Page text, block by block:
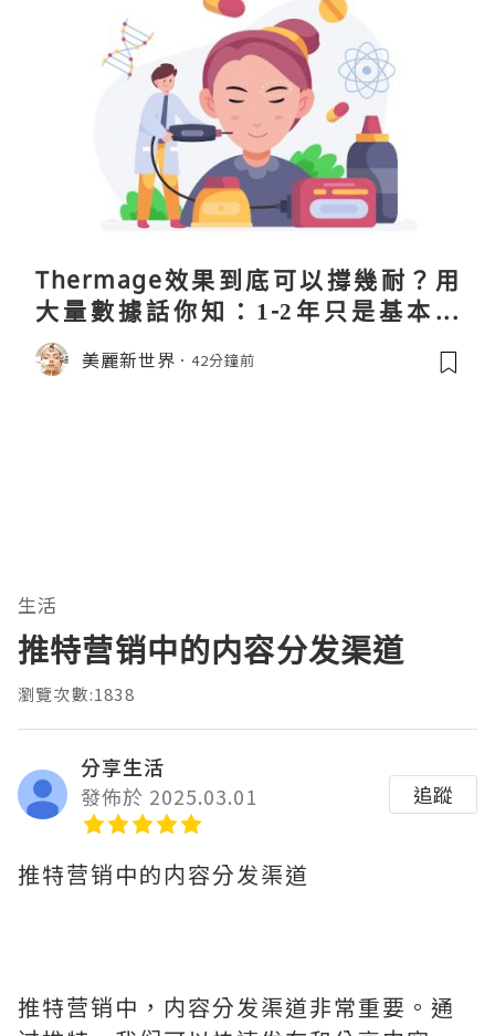
Thermage效果到底可以撐幾耐？用
大量數據話你知：1-2年只是基本操
作！
美麗新世界 42分鐘前
生活
推特营销中的内容分发渠道
瀏覽次數:1838
分享生活
發佈於 2025.03.01
追蹤
推特营销中的内容分发渠道
推特营销中，内容分发渠道非常重要。通